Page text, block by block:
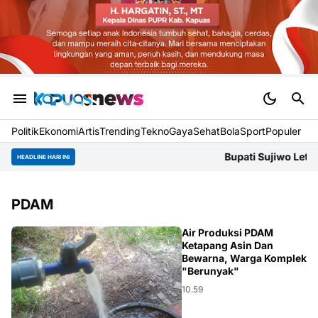
PolitikEkonomiArtisTrendingTeknoGayaSehatBolaSportPopuler
HEADLINE HARI INI Bupati Sujiwo Letakkan
PDAM
KALBAR
Air Produksi PDAM
Ketapang Asin Dan
Bewarna, Warga Komplek
"Berunyak"
10.59